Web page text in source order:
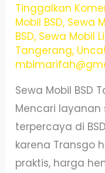
City,
Layanan
24
Jam
Tinggalkan
Mobil BSD, Sewa
BSD, Sewa Mobil
Tangerang,
Sewa Mobil BSD
Mencari
terpercaya di
karena Transgo
praktis, harga